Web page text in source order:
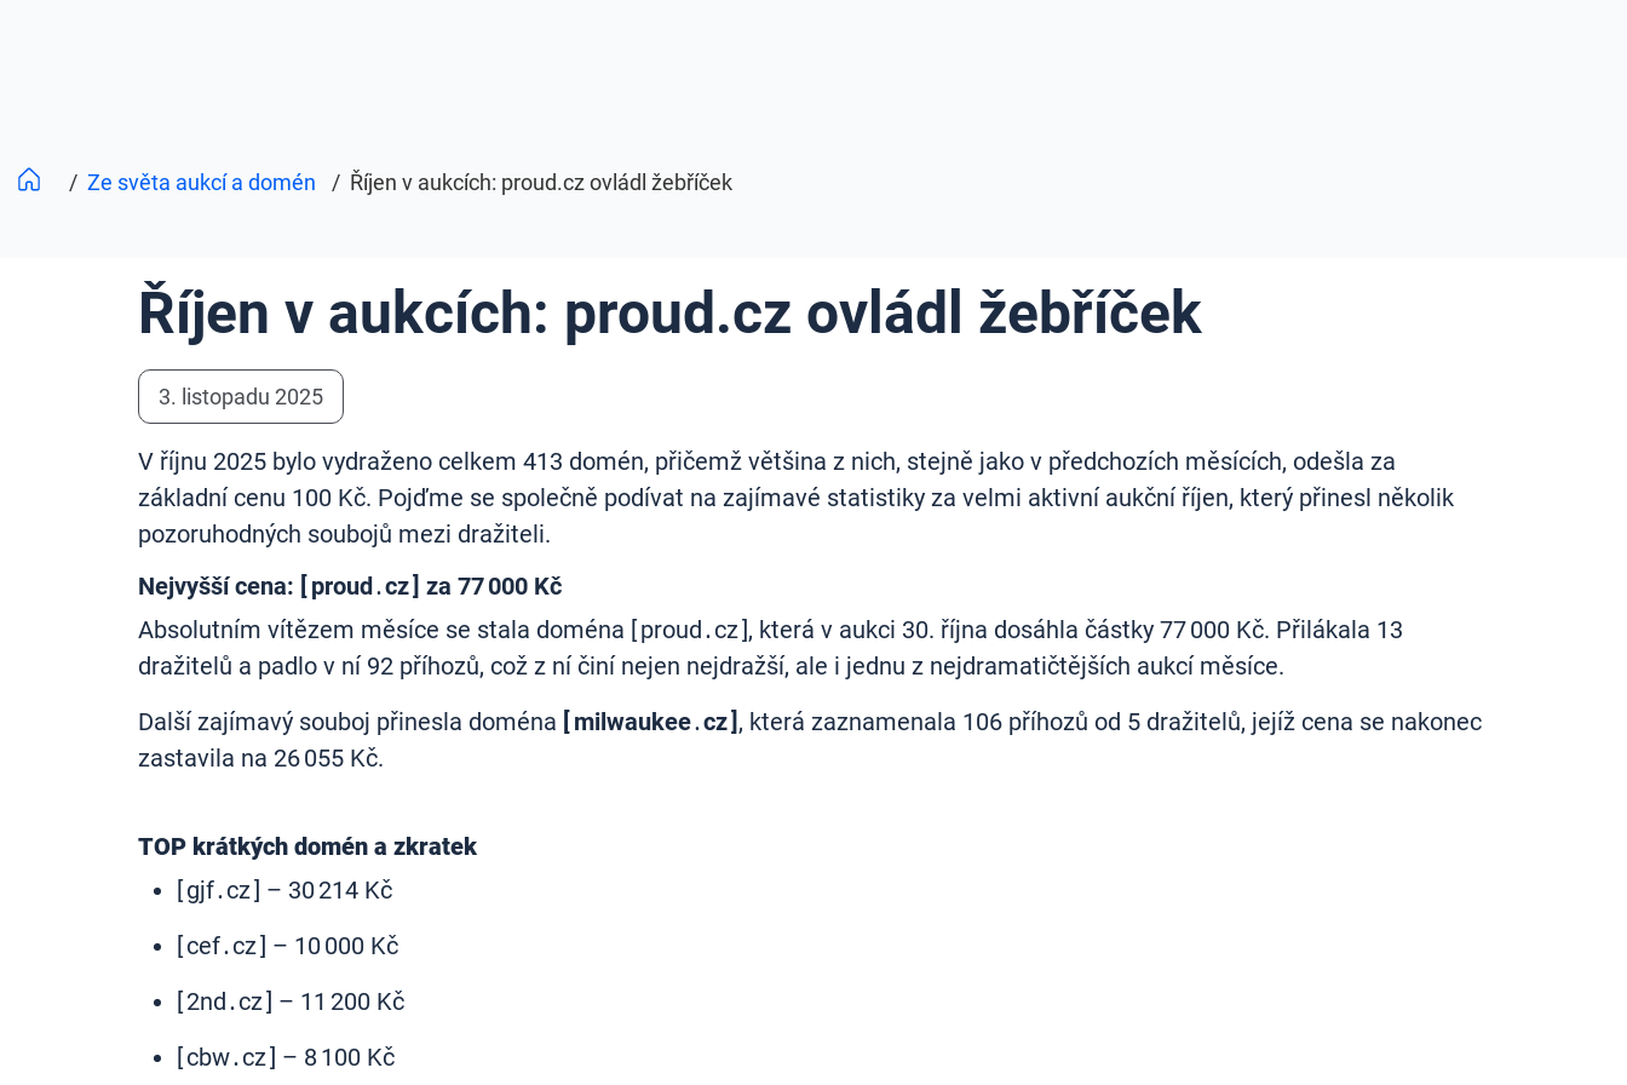
/ Ze světa aukcí a domén / Říjen v aukcích: proud.cz ovládl žebříček
Říjen v aukcích: proud.cz ovládl žebříček
3. listopadu 2025
V říjnu 2025 bylo vydraženo celkem 413 domén, přičemž většina z nich, stejně jako v předchozích měsících, odešla za
základní cenu 100 Kč. Pojďme se společně podívat na zajímavé statistiky za velmi aktivní aukční říjen, který přinesl několik
pozoruhodných soubojů mezi dražiteli.
Nejvyšší cena: [ proud․cz ] za 77 000 Kč
Absolutním vítězem měsíce se stala doména [ proud․cz ], která v aukci 30. října dosáhla částky 77 000 Kč. Přilákala 13
dražitelů a padlo v ní 92 příhozů, což z ní činí nejen nejdražší, ale i jednu z nejdramatičtějších aukcí měsíce.
Další zajímavý souboj přinesla doména [ milwaukee․cz ] , která zaznamenala 106 příhozů od 5 dražitelů, jejíž cena se nakonec
zastavila na 26 055 Kč.
TOP krátkých domén a zkratek
[ gjf․cz ] – 30 214 Kč
[ cef․cz ] – 10 000 Kč
[ 2nd․cz ] – 11 200 Kč
[ cbw․cz ] – 8 100 Kč